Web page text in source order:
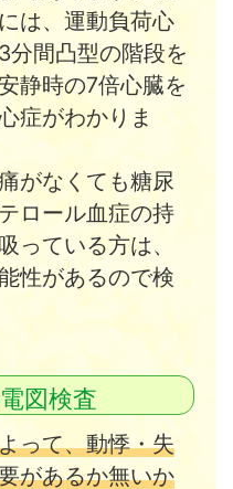
は、運動負荷心
分間凸型の階段を
静時の7倍心臓を
症がわかりま
がなくても糖尿
ロール血症の持
っている方は、
性があるので検
図検査
って、動悸・失
があるか無いか